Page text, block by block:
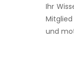
Ihr
und